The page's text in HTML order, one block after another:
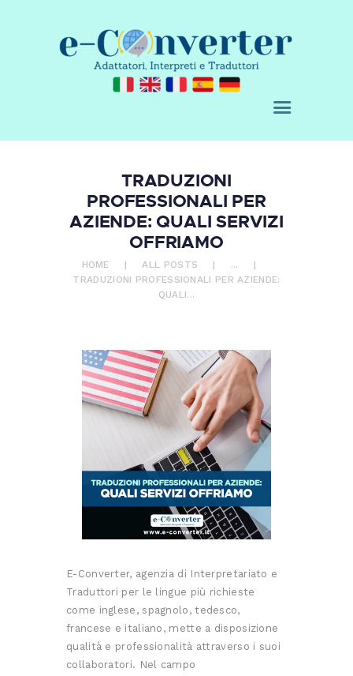
TRADUZIONI
PROFESSIONALI PER
AZIENDE: QUALI SERVIZI
OFFRIAMO
HOME ALL POSTS
...
TRADUZIONI PROFESSIONALI PER AZIENDE:
QUALI...
E-CONVERTER - AGENZIA DI
TRADUZIONE
Adattatori, Interpreti e Traduttori
SERVIZI
ACQUISTA
BLOG
€ 0,00
E-Converter, agenzia di Interpretariato e
Traduttori per le lingue più richieste
come inglese, spagnolo, tedesco,
francese e italiano, mette a disposizione
qualità e professionalità attraverso i suoi
collaboratori. Nel campo